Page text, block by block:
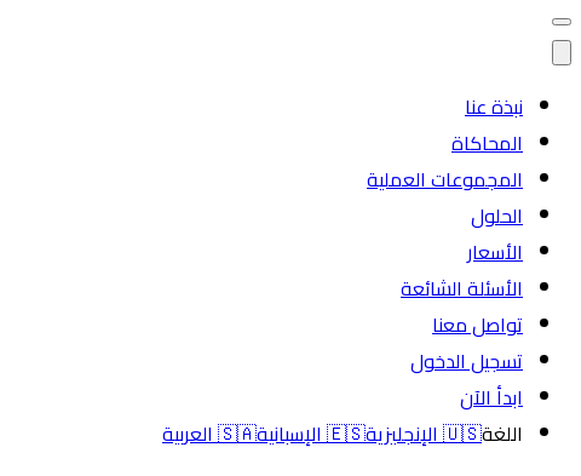
نبذة عنا
المحاكاة
المجموعات العملية
الحلول
الأسعار
الأسئلة الشائعة
تواصل معنا
تسجيل الدخول
ابدأ الآن
اللغة🇺🇸الإنجليزية🇪🇸الإسبانية🇸🇦العربية